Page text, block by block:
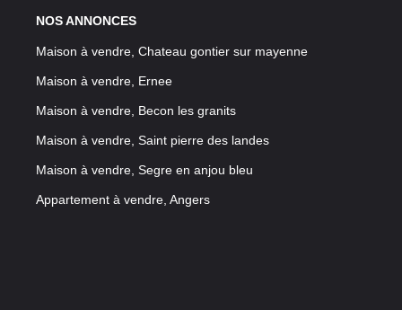
NOS ANNONCES
Maison à vendre, Chateau gontier sur mayenne
Maison à vendre, Ernee
Maison à vendre, Becon les granits
Maison à vendre, Saint pierre des landes
Maison à vendre, Segre en anjou bleu
Appartement à vendre, Angers